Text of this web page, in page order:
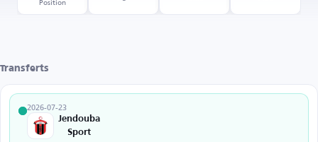
Transferts
2026-07-23
Jendouba
Sport